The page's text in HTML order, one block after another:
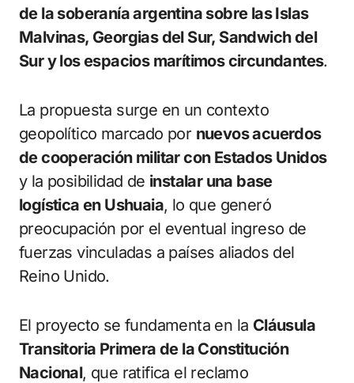
de la soberanía argentina sobre las Islas
Malvinas, Georgias del Sur, Sandwich del
Sur y los espacios marítimos circundantes.
La propuesta surge en un contexto
geopolítico marcado por nuevos acuerdos
de cooperación militar con Estados Unidos
y la posibilidad de instalar una base
logística en Ushuaia, lo que generó
preocupación por el eventual ingreso de
fuerzas vinculadas a países aliados del
Reino Unido.
El proyecto se fundamenta en la Cláusula
Transitoria Primera de la Constitución
Nacional, que ratifica el reclamo